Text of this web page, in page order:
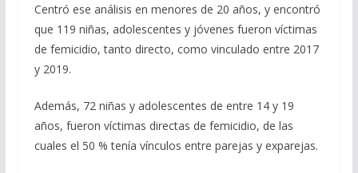
Centró ese análisis en menores de 20 años, y encontró
que 119 niñas, adolescentes y jóvenes fueron víctimas
de femicidio, tanto directo, como vinculado entre 2017
y 2019.
Además, 72 niñas y adolescentes de entre 14 y 19
años, fueron víctimas directas de femicidio, de las
cuales el 50 % tenía vínculos entre parejas y exparejas.